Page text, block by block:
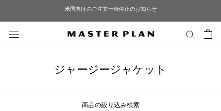
テ
米国向けのご注文一時停止のお知らせ
ジャージージャケット
商品の絞り込み検索